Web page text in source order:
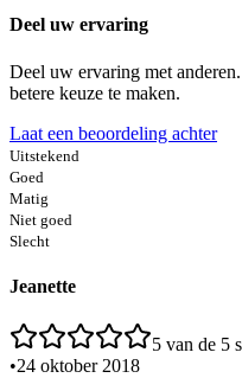
Deel uw ervaring
Deel uw ervaring met
betere keuze te maken.
Laat een beoordeling achter
Uitstekend
Goed
Matig
Niet goed
Slecht
Jeanette
5 van de 5
•24 oktober 2018